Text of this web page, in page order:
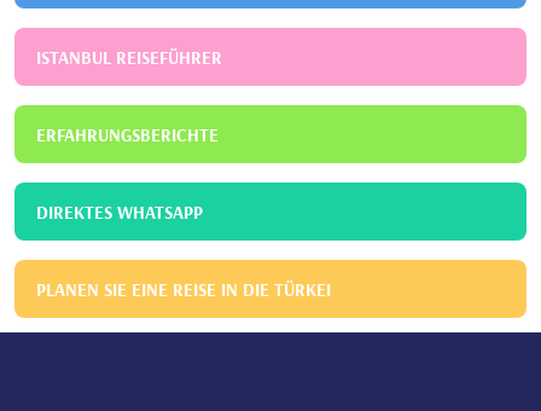
ISTANBUL REISEFÜHRER
ERFAHRUNGSBERICHTE
DIREKTES WHATSAPP
PLANEN SIE EINE REISE IN DIE TÜRKEI